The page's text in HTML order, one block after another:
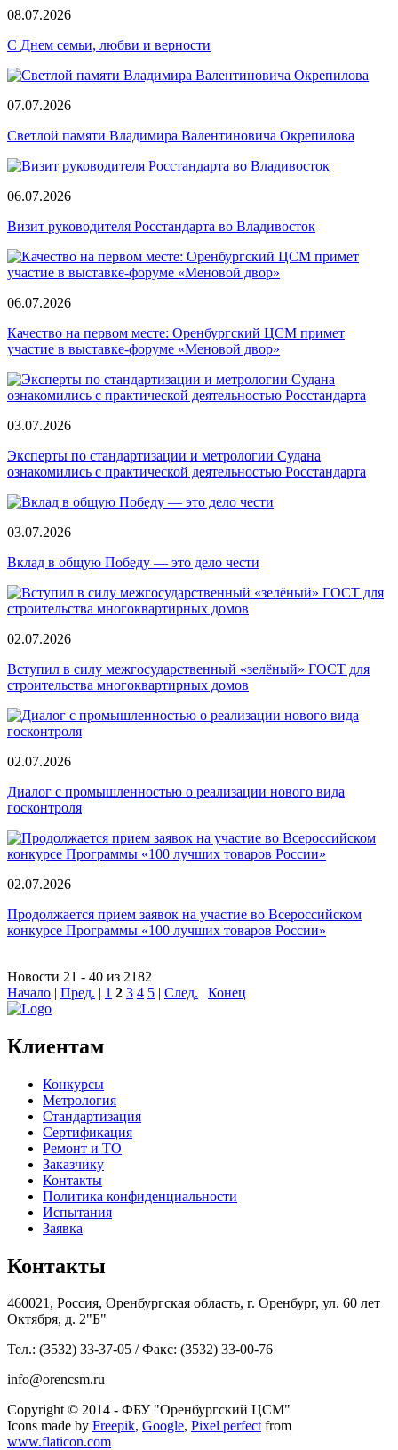
08.07.2026
С Днем семьи, любви и верности
07.07.2026
Светлой памяти Владимира Валентиновича Окрепилова
06.07.2026
Визит руководителя Росстандарта во Владивосток
06.07.2026
Качество на первом месте: Оренбургский ЦСМ примет
участие в выставке-форуме «Меновой двор»
03.07.2026
Эксперты по стандартизации и метрологии Судана
ознакомились с практической деятельностью Росстандарта
03.07.2026
Вклад в общую Победу — это дело чести
02.07.2026
Вступил в силу межгосударственный «зелёный» ГОСТ для
строительства многоквартирных домов
02.07.2026
Диалог с промышленностью о реализации нового вида
госконтроля
02.07.2026
Продолжается прием заявок на участие во Всероссийском
конкурсе Программы «100 лучших товаров России»
Новости 21 - 40 из 2182
Начало | Пред. | 1 2 3 4 5 | След. | Конец
Клиентам
Конкурсы
Метрология
Стандартизация
Сертификация
Ремонт и ТО
Заказчику
Контакты
Политика конфиденциальности
Испытания
Заявка
Контакты
460021, Россия, Оренбургская область, г. Оренбург, ул. 60 лет
Октября, д. 2"Б"
Тел.: (3532) 33-37-05 / Факс: (3532) 33-00-76
info@orencsm.ru
Copyright © 2014 - ФБУ "Оренбургский ЦСМ"
Icons made by Freepik, Google, Pixel perfectfrom
www.flaticon.com